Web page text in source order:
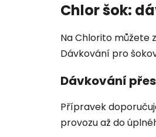
Chlor šok:
Na Chlorito můžete
Dávkování pro
Dávkování
Přípravek
provozu až do